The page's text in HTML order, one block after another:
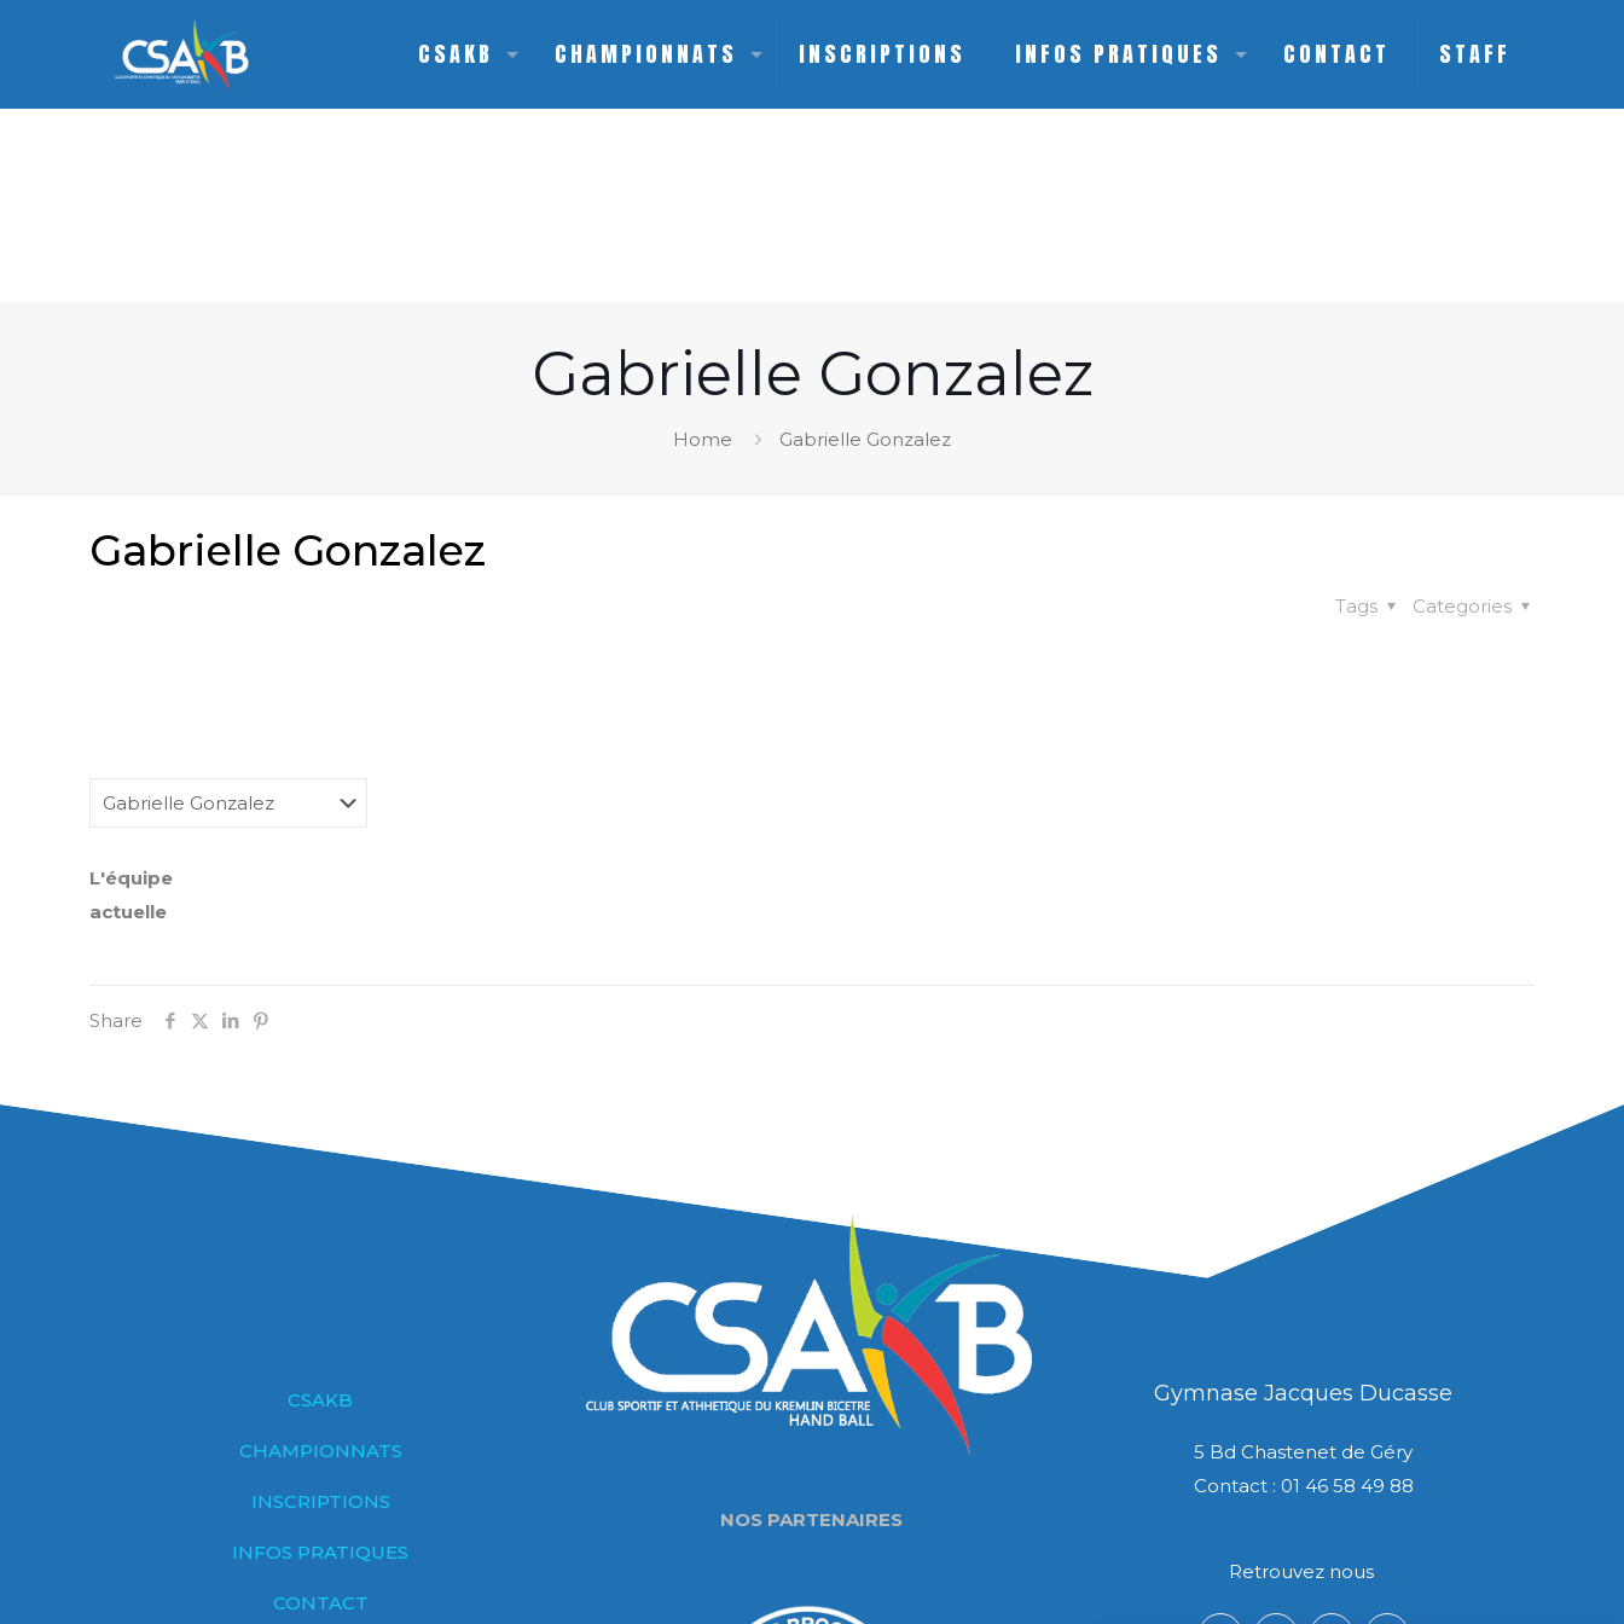
CSAKB CHAMPIONNATS INSCRIPTIONS INFOS PRATIQUES CONTACT STAFF
Gabrielle Gonzalez
Home Gabrielle Gonzalez
Gabrielle Gonzalez
Categories
Tags
L'équipe
actuelle
Share
CSAKB
CHAMPIONNATS
INSCRIPTIONS
INFOS PRATIQUES
CONTACT
NOS PARTENAIRES
Gymnase Jacques Ducasse
5 Bd Chastenet de Géry
Contact : 01 46 58 49 88
Retrouvez nous